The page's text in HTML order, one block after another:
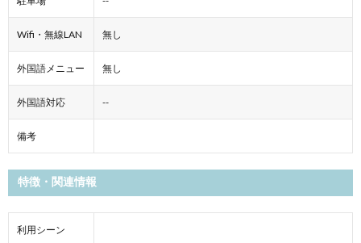
Wifi・無線LAN 無し
外国語メニュー 無し
外国語対応 --
備考
特徴・関連情報
利用シーン